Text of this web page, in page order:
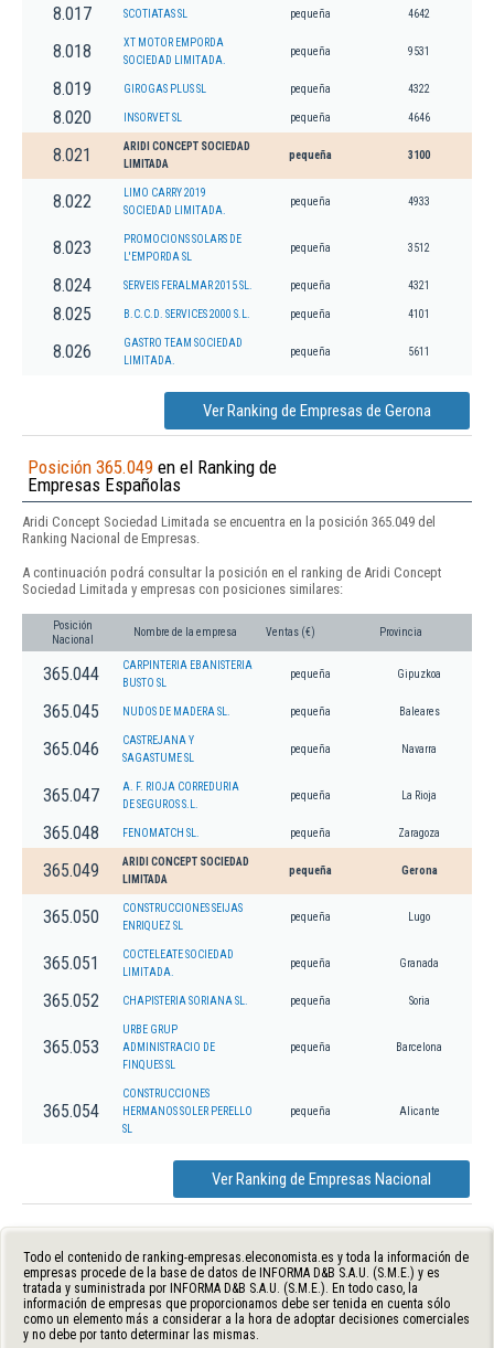
8.017 SCOTIATAS SL pequeña 4642
8.018
XT MOTOR EMPORDA
SOCIEDAD LIMITADA.
pequeña 9531
8.019 GIROGAS PLUS SL pequeña 4322
8.020 INSORVET SL pequeña 4646
8.021
ARIDI CONCEPT SOCIEDAD
LIMITADA
pequeña 3100
8.022
LIMO CARRY 2019
SOCIEDAD LIMITADA.
pequeña 4933
8.023
PROMOCIONS SOLARS DE
L'EMPORDA SL
pequeña 3512
8.024 SERVEIS FERALMAR 2015 SL. pequeña 4321
8.025 B.C.C.D. SERVICES 2000 S.L. pequeña 4101
8.026
GASTRO TEAM SOCIEDAD
LIMITADA.
pequeña 5611
Ver Ranking de Empresas de Gerona
Posición 365.049 en el Ranking de
Empresas Españolas
Aridi Concept Sociedad Limitada se encuentra en la posición 365.049 del
Ranking Nacional de Empresas.
A continuación podrá consultar la posición en el ranking de Aridi Concept
Sociedad Limitada y empresas con posiciones similares:
Posición
Nacional
Nombre de la empresa Ventas (€) Provincia
365.044
CARPINTERIA EBANISTERIA
BUSTO SL
pequeña Gipuzkoa
365.045 NUDOS DE MADERA SL. pequeña Baleares
365.046
CASTREJANA Y
SAGASTUME SL
pequeña Navarra
365.047
A. F. RIOJA CORREDURIA
DE SEGUROS S.L.
pequeña La Rioja
365.048 FENOMATCH SL. pequeña Zaragoza
365.049
ARIDI CONCEPT SOCIEDAD
LIMITADA
pequeña Gerona
365.050
CONSTRUCCIONES SEIJAS
ENRIQUEZ SL
pequeña Lugo
365.051
COCTELEATE SOCIEDAD
LIMITADA.
pequeña Granada
365.052 CHAPISTERIA SORIANA SL. pequeña Soria
365.053
URBE GRUP
ADMINISTRACIO DE
FINQUES SL
pequeña Barcelona
365.054
CONSTRUCCIONES
HERMANOS SOLER PERELLO
SL
pequeña Alicante
Ver Ranking de Empresas Nacional
Todo el contenido de ranking-empresas.eleconomista.es y toda la información de
empresas procede de la base de datos de INFORMA D&B S.A.U. (S.M.E.) y es
tratada y suministrada por INFORMA D&B S.A.U. (S.M.E.). En todo caso, la
información de empresas que proporcionamos debe ser tenida en cuenta sólo
como un elemento más a considerar a la hora de adoptar decisiones comerciales
y no debe por tanto determinar las mismas.